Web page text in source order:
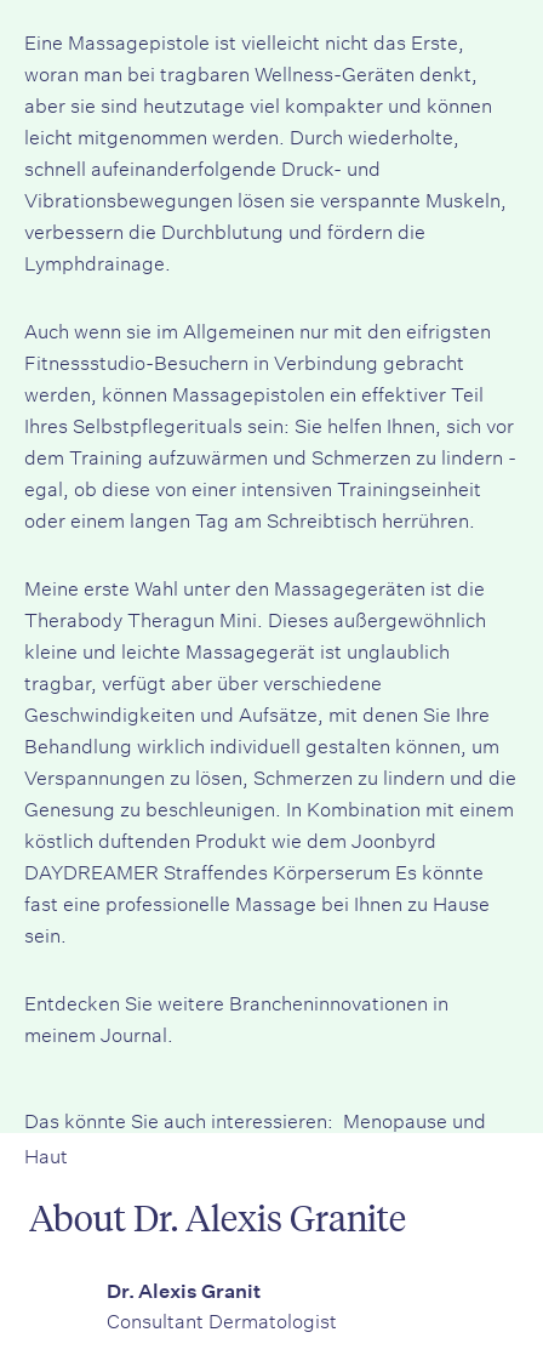
Eine Massagepistole ist vielleicht nicht das Erste,
woran man bei tragbaren Wellness-Geräten denkt,
aber sie sind heutzutage viel kompakter und können
leicht mitgenommen werden. Durch wiederholte,
schnell aufeinanderfolgende Druck- und
Vibrationsbewegungen lösen sie verspannte Muskeln,
verbessern die Durchblutung und fördern die
Lymphdrainage.
Auch wenn sie im Allgemeinen nur mit den eifrigsten
Fitnessstudio-Besuchern in Verbindung gebracht
werden, können Massagepistolen ein effektiver Teil
Ihres Selbstpflegerituals sein: Sie helfen Ihnen, sich vor
dem Training aufzuwärmen und Schmerzen zu lindern -
egal, ob diese von einer intensiven Trainingseinheit
oder einem langen Tag am Schreibtisch herrühren.
Meine erste Wahl unter den Massagegeräten ist die
Therabody Theragun Mini. Dieses außergewöhnlich
kleine und leichte Massagegerät ist unglaublich
tragbar, verfügt aber über verschiedene
Geschwindigkeiten und Aufsätze, mit denen Sie Ihre
Behandlung wirklich individuell gestalten können, um
Verspannungen zu lösen, Schmerzen zu lindern und die
Genesung zu beschleunigen. In Kombination mit einem
köstlich duftenden Produkt wie dem Joonbyrd
DAYDREAMER Straffendes Körperserum Es könnte
fast eine professionelle Massage bei Ihnen zu Hause
sein.
Entdecken Sie weitere Brancheninnovationen in
meinem Journal.
Das könnte Sie auch interessieren: Menopause und
Haut
About Dr. Alexis Granite
Dr. Alexis Granit
Consultant Dermatologist